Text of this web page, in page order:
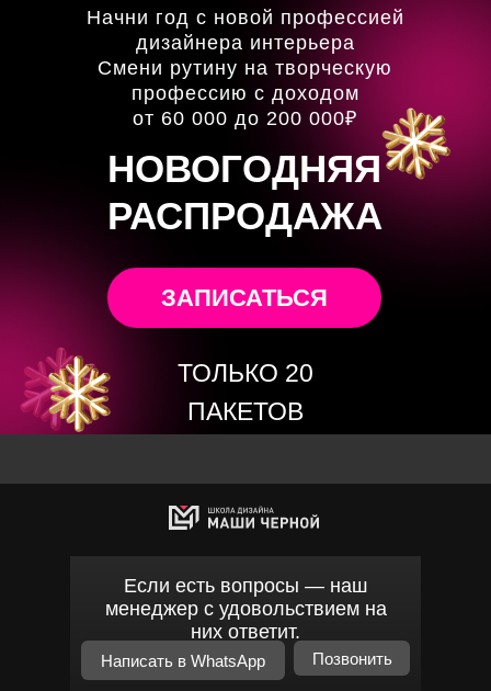
Начни год с новой профессией
дизайнера интерьера
Смени рутину на творческую
профессию с доходом
от 60 000 до 200 000₽
НОВОГОДНЯЯ
РАСПРОДАЖА
ТОЛЬКО 20
ПАКЕТОВ
ЗАПИСАТЬСЯ
Если есть вопросы — наш
менеджер с удовольствием на
них ответит.
Написать в WhatsApp Позвонить